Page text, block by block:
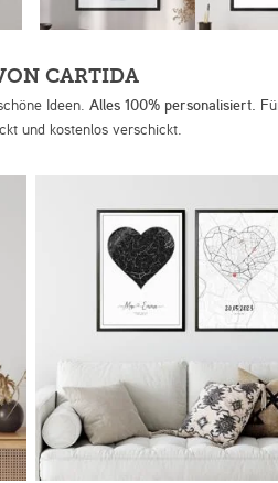
CARTIDA
Ideen. Alles 100% personalisiert.
und kostenlos verschickt.